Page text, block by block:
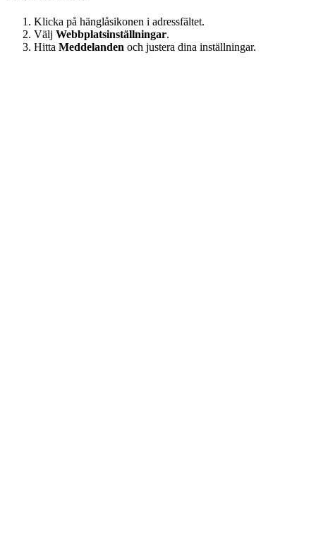
Klicka på hänglåsikonen i adressfältet.
Välj Webbplatsinställningar.
Hitta Meddelanden och justera dina inställningar.